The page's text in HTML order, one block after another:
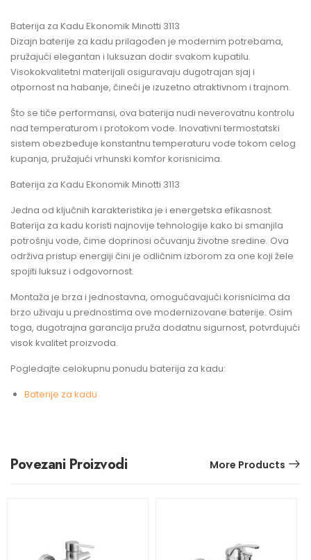
Baterija za Kadu Ekonomik Minotti 3113
Dizajn baterije za kadu prilagođen je modernim potrebama,
pružajući elegantan i luksuzan dodir svakom kupatilu.
Visokokvalitetni materijali osiguravaju dugotrajan sjaj i
otpornost na habanje, čineći je izuzetno atraktivnom i trajnom.
Što se tiče performansi, ova baterija nudi neverovatnu kontrolu
nad temperaturom i protokom vode. Inovativni termostatski
sistem obezbeđuje konstantnu temperaturu vode tokom celog
kupanja, pružajući vrhunski komfor korisnicima.
Baterija za Kadu Ekonomik Minotti 3113
Jedna od ključnih karakteristika je i energetska efikasnost.
Baterija za kadu koristi najnovije tehnologije kako bi smanjila
potrošnju vode, čime doprinosi očuvanju životne sredine. Ova
održiva pristup energiji čini je odličnim izborom za one koji žele
spojiti luksuz i odgovornost.
Montaža je brza i jednostavna, omogućavajući korisnicima da
brzo uživaju u prednostima ove modernizovane baterije. Osim
toga, dugotrajna garancija pruža dodatnu sigurnost, potvrđujući
visok kvalitet proizvoda.
Pogledajte celokupnu ponudu baterija za kadu:
Baterije za kadu
Povezani Proizvodi More Products